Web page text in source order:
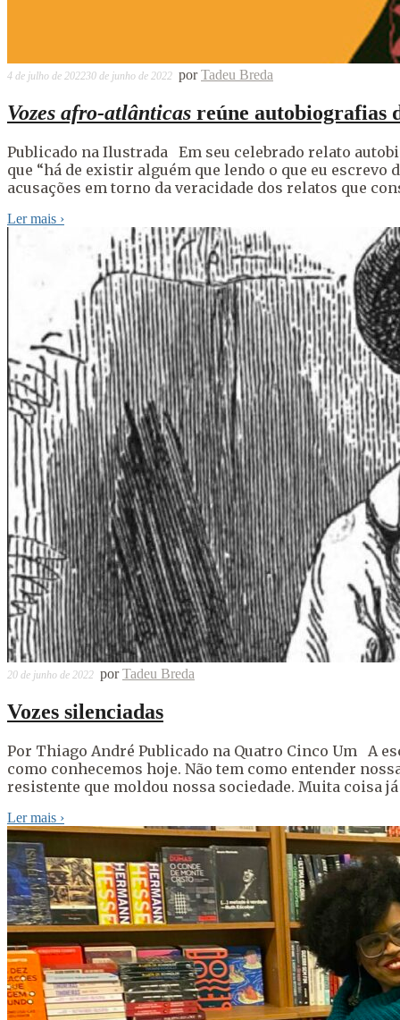
4 de julho de 202230 de junho de 2022 porTadeu Breda
Vozes afro-atlânticas reúne autobiografias
Publicado na Ilustrada Em seu celebrado relato
que “há de existir alguém que lendo o que eu
acusações em torno da veracidade dos relatos que
Ler mais ›
20 de junho de 2022 porTadeu Breda
Vozes silenciadas
Por Thiago André Publicado na Quatro Cinco Um A
como conhecemos hoje. Não tem como entender
resistente que moldou nossa sociedade. Muita coisa
Ler mais ›